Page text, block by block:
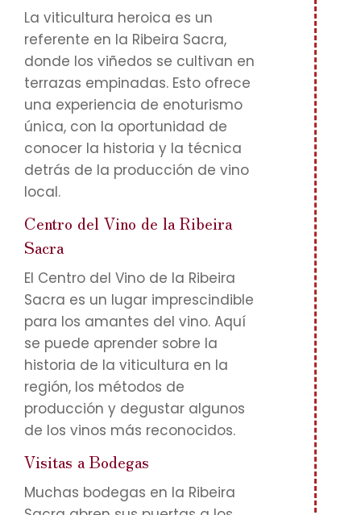
La viticultura heroica es un
referente en la Ribeira Sacra,
donde los viñedos se cultivan en
terrazas empinadas. Esto ofrece
una experiencia de enoturismo
única, con la oportunidad de
conocer la historia y la técnica
detrás de la producción de vino
local.
Centro del Vino de la Ribeira
Sacra
El Centro del Vino de la Ribeira
Sacra es un lugar imprescindible
para los amantes del vino. Aquí
se puede aprender sobre la
historia de la viticultura en la
región, los métodos de
producción y degustar algunos
de los vinos más reconocidos.
Visitas a Bodegas
Muchas bodegas en la Ribeira